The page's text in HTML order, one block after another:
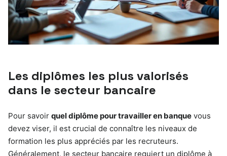
Les diplômes les plus valorisés
dans le secteur bancaire
Pour savoir quel diplôme pour travailler en banque vous
devez viser, il est crucial de connaître les niveaux de
formation les plus appréciés par les recruteurs.
Généralement, le secteur bancaire requiert un diplôme à